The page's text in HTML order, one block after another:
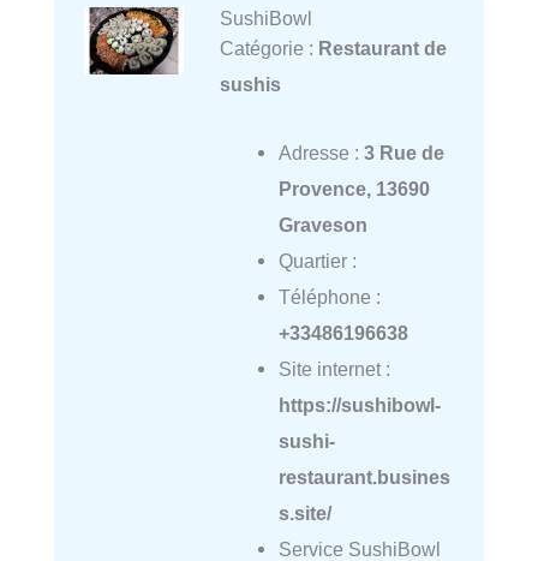
SushiBowl
Catégorie : Restaurant de
sushis
Adresse : 3 Rue de
Provence, 13690
Graveson
Quartier :
Téléphone :
+33486196638
Site internet :
https://sushibowl-
sushi-
restaurant.busines
s.site/
Service SushiBowl